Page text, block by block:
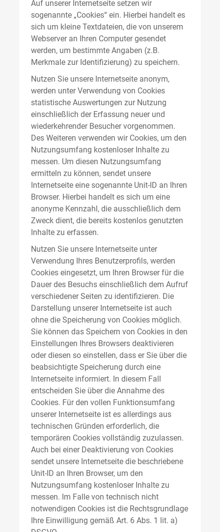
Auf unserer Internetseite setzen wir
sogenannte „Cookies“ ein. Hierbei handelt es
sich um kleine Textdateien, die von unserem
Webserver an Ihren Computer gesendet
werden, um bestimmte Angaben (z.B.
Merkmale zur Identifizierung) zu speichern.
Nutzen Sie unsere Internetseite anonym,
werden unter Verwendung von Cookies
statistische Auswertungen zur Nutzung
einschließlich der Erfassung neuer und
wiederkehrender Besucher vorgenommen.
Des Weiteren verwenden wir Cookies, um den
Nutzungsumfang kostenloser Inhalte zu
messen. Um diesen Nutzungsumfang
ermitteln zu können, sendet unsere
Internetseite eine sogenannte Unit-ID an Ihren
Browser. Hierbei handelt es sich um eine
anonyme Kennzahl, die ausschließlich dem
Zweck dient, die bereits kostenlos genutzten
Inhalte zu erfassen.
Nutzen Sie unsere Internetseite unter
Verwendung Ihres Benutzerprofils, werden
Cookies eingesetzt, um Ihren Browser für die
Dauer des Besuchs einschließlich dem Aufruf
verschiedener Seiten zu identifizieren. Die
Darstellung unserer Internetseite ist auch
ohne die Speicherung von Cookies möglich.
Sie können das Speichern von Cookies in den
Einstellungen Ihres Browsers deaktivieren
oder diesen so einstellen, dass er Sie über die
beabsichtigte Speicherung durch eine
Internetseite informiert. In diesem Fall
entscheiden Sie über die Annahme des
Cookies. Für den vollen Funktionsumfang
unserer Internetseite ist es allerdings aus
technischen Gründen erforderlich, die
temporären Cookies vollständig zuzulassen.
Auch bei einer Deaktivierung von Cookies
sendet unsere Internetseite die beschriebene
Unit-ID an Ihren Browser, um den
Nutzungsumfang kostenloser Inhalte zu
messen. Im Falle von technisch nicht
notwendigen Cookies ist die Rechtsgrundlage
Ihre Einwilligung gemäß Art. 6 Abs. 1 lit. a)